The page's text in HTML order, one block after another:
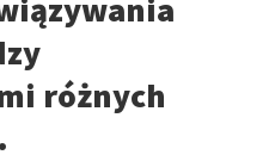
różnych